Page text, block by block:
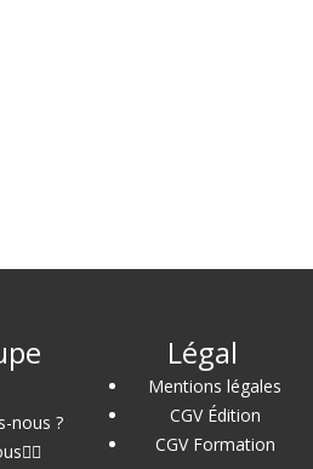
nous ?
Légal
Mentions légales
CGV Édition
CGV Formation